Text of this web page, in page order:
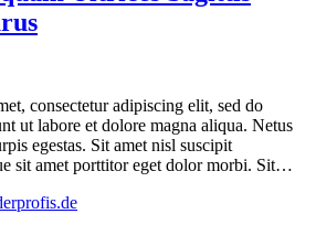
consectetur adipiscing elit, sed do
ut labore et dolore magna aliqua. Netus
egestas. Sit amet nisl suscipit
sit amet porttitor eget dolor morbi. Sit…